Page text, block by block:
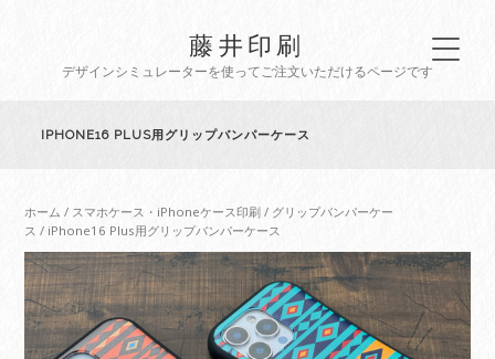
藤井印刷
デザインシミュレーターを使ってご注文いただけるページです
IPHONE16 PLUS用グリップバンパーケース
ホーム / スマホケース・iPhoneケース印刷 / グリップバンパーケー
ス / iPhone16 Plus用グリップバンパーケース